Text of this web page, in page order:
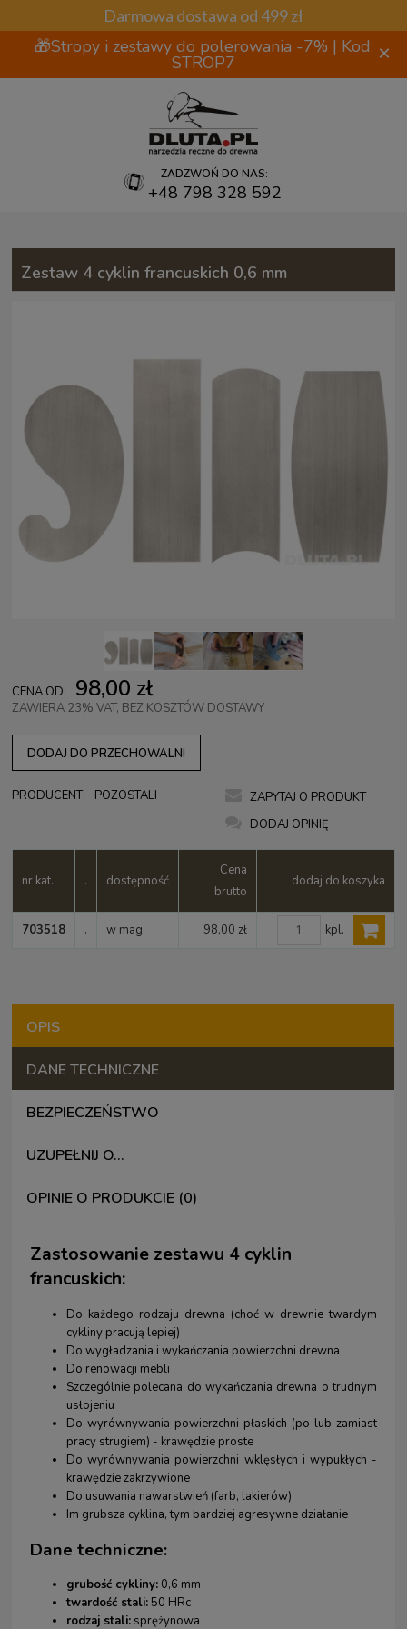
Darmowa dostawa od 499 zł
🎁Stropy i zestawy do polerowania -7% | Kod:
STROP7 ×
ZADZWOŃ DO NAS:
+48 798 328 592
Zestaw 4 cyklin francuskich 0,6 mm
CENA OD: 98,00 zł
ZAWIERA 23% VAT, BEZ KOSZTÓW DOSTAWY
DODAJ DO PRZECHOWALNI
PRODUCENT: POZOSTALI
ZAPYTAJ O PRODUKT
DODAJ OPINIĘ
nr kat. . dostępność
Cena
brutto
dodaj do koszyka
703518 . w mag. 98,00 zł kpl.
OPIS
DANE TECHNICZNE
BEZPIECZEŃSTWO
UZUPEŁNIJ O...
OPINIE O PRODUKCIE (0)
Zastosowanie zestawu 4 cyklin
francuskich:
Do każdego rodzaju drewna (choć w drewnie twardym
cykliny pracują lepiej)
Do wygładzania i wykańczania powierzchni drewna
Do renowacji mebli
Szczególnie polecana do wykańczania drewna o trudnym
usłojeniu
Do wyrównywania powierzchni płaskich (po lub zamiast
pracy strugiem) - krawędzie proste
Do wyrównywania powierzchni wklęsłych i wypukłych -
krawędzie zakrzywione
Do usuwania nawarstwień (farb, lakierów)
Im grubsza cyklina, tym bardziej agresywne działanie
Dane techniczne:
grubość cykliny: 0,6 mm
twardość stali: 50 HRc
rodzaj stali: sprężynowa